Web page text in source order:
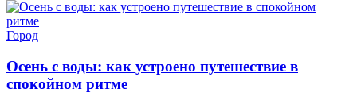
Город
Осень с воды: как устроено путешествие в
спокойном ритме